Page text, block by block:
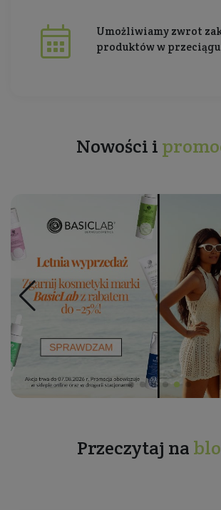
Umożliwiamy zwrot
produktów w przeciągu
Nowości i
Przeczytaj na